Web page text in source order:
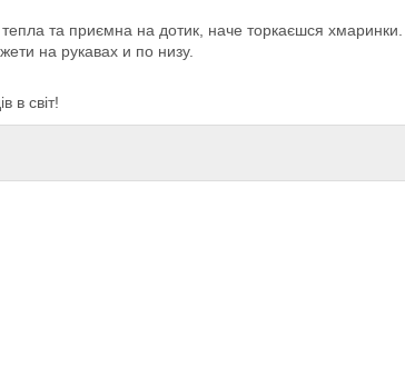
та приємна на дотик, наче торкаєшся
на рукавах и по низу.
в світ!